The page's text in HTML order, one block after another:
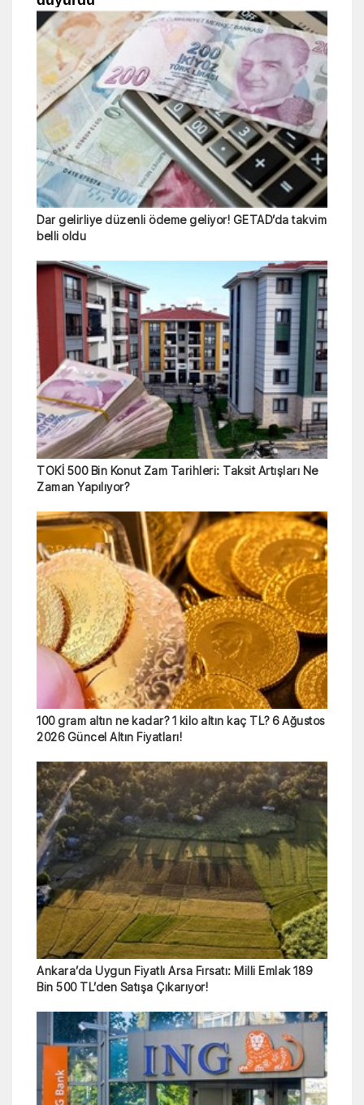
Dar gelirliye düzenli ödeme geliyor! GETAD’da takvim
belli oldu
TOKİ 500 Bin Konut Zam Tarihleri: Taksit Artışları Ne
Zaman Yapılıyor?
100 gram altın ne kadar? 1 kilo altın kaç TL? 6 Ağustos
2026 Güncel Altın Fiyatları!
Ankara’da Uygun Fiyatlı Arsa Fırsatı: Milli Emlak 189
Bin 500 TL’den Satışa Çıkarıyor!